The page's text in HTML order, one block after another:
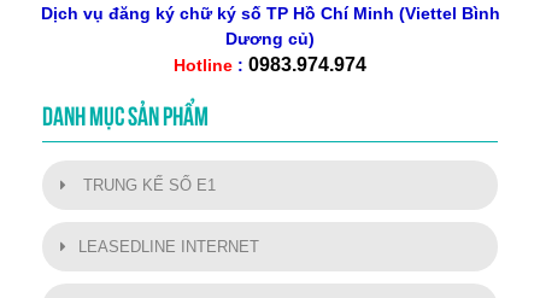
Dịch vụ đăng ký chữ ký số TP Hồ Chí Minh (Viettel Bình
Dương củ)
Hotline : 0983.974.974
DANH MỤC SẢN PHẨM
TRUNG KẾ SỐ E1
LEASEDLINE INTERNET